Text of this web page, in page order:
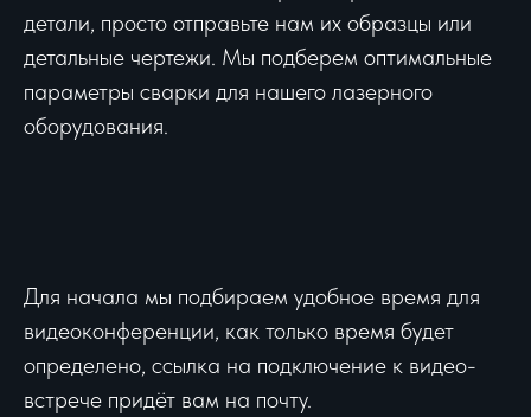
детали, просто отправьте нам их образцы или
детальные чертежи. Мы подберем оптимальные
параметры сварки для нашего лазерного
оборудования.
Для начала мы подбираем удобное время для
видеоконференции, как только время будет
определено, ссылка на подключение к видео-
встрече придёт вам на почту.